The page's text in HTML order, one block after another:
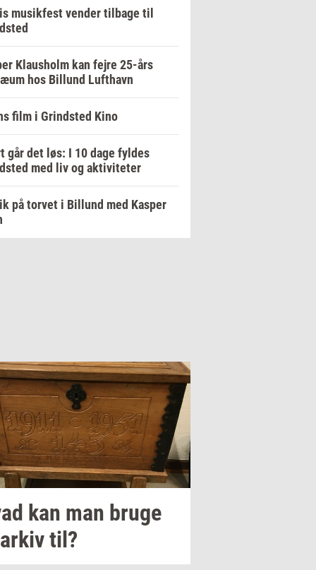
musikfest vender tilbage til
Klausholm kan fejre 25-års
hos Billund Lufthavn
film i Grindsted Kino
går det løs: I 10 dage fyldes
med liv og aktiviteter
på torvet i Billund med Kasper
kan man bruge
til?